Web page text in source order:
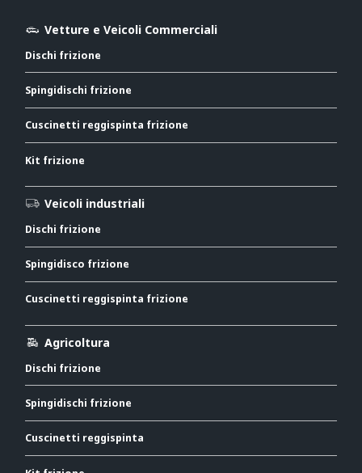
Vetture e Veicoli Commerciali
Dischi frizione
Spingidischi frizione
Cuscinetti reggispinta frizione
Kit frizione
Veicoli industriali
Dischi frizione
Spingidisco frizione
Cuscinetti reggispinta frizione
Agricoltura
Dischi frizione
Spingidischi frizione
Cuscinetti reggispinta